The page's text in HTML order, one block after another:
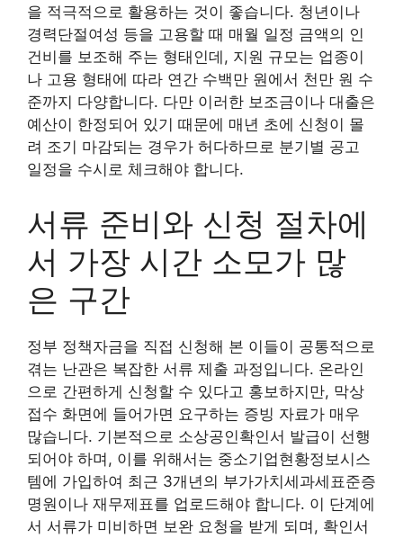
을 적극적으로 활용하는 것이 좋습니다. 청년이나
경력단절여성 등을 고용할 때 매월 일정 금액의 인
건비를 보조해 주는 형태인데, 지원 규모는 업종이
나 고용 형태에 따라 연간 수백만 원에서 천만 원 수
준까지 다양합니다. 다만 이러한 보조금이나 대출은
예산이 한정되어 있기 때문에 매년 초에 신청이 몰
려 조기 마감되는 경우가 허다하므로 분기별 공고
일정을 수시로 체크해야 합니다.
서류 준비와 신청 절차에
서 가장 시간 소모가 많
은 구간
정부 정책자금을 직접 신청해 본 이들이 공통적으로
겪는 난관은 복잡한 서류 제출 과정입니다. 온라인
으로 간편하게 신청할 수 있다고 홍보하지만, 막상
접수 화면에 들어가면 요구하는 증빙 자료가 매우
많습니다. 기본적으로 소상공인확인서 발급이 선행
되어야 하며, 이를 위해서는 중소기업현황정보시스
템에 가입하여 최근 3개년의 부가가치세과세표준증
명원이나 재무제표를 업로드해야 합니다. 이 단계에
서 서류가 미비하면 보완 요청을 받게 되며, 확인서